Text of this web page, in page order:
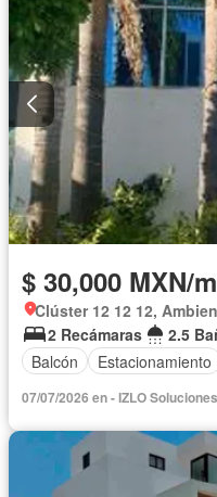
$ 30,000 MXN/
2 Recámaras
2.5
Balcón
Estacionamiento
07/07/2026 en - IZLO